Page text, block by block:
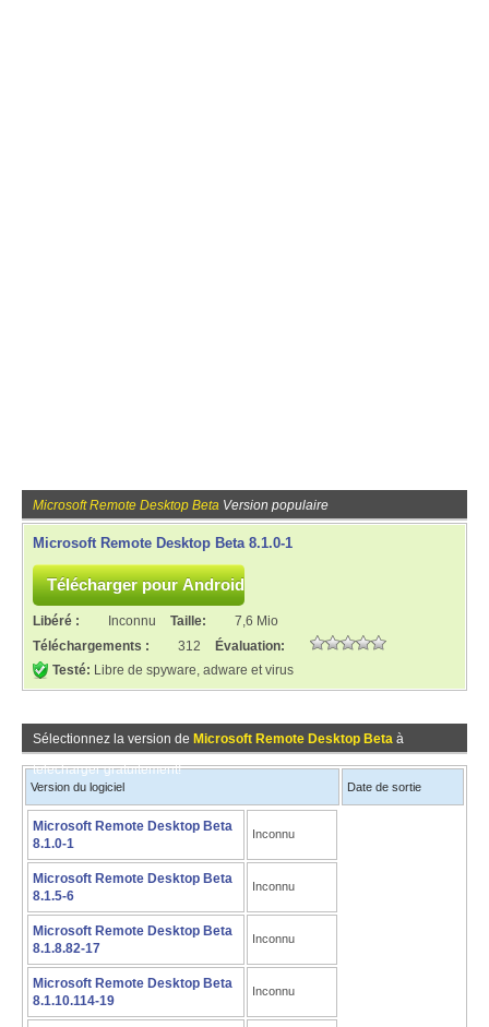
Microsoft Remote Desktop Beta Version populaire
Microsoft Remote Desktop Beta 8.1.0-1
Libéré : Inconnu Taille:
7,6 Mio
Téléchargements :
312
Évaluation:
Testé: Libre de spyware, adware et virus
Sélectionnez la version de Microsoft Remote Desktop Beta à
télécharger gratuitement!
Version du logiciel Date de sortie
Microsoft Remote Desktop Beta
8.1.0-1
Inconnu
Microsoft Remote Desktop Beta
8.1.5-6
Inconnu
Microsoft Remote Desktop Beta
8.1.8.82-17
Inconnu
Microsoft Remote Desktop Beta
8.1.10.114-19
Inconnu